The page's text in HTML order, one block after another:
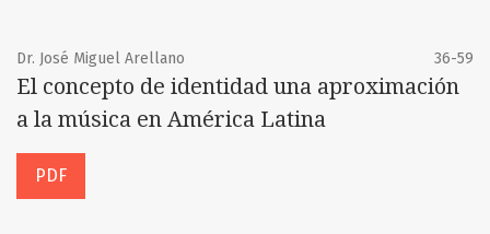
Dr. José Miguel Arellano 36-59
El concepto de identidad una aproximación
a la música en América Latina
PDF